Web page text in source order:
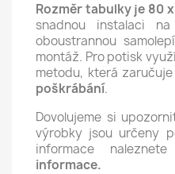
Rozměr tabulky je 80
snadnou instalaci
oboustrannou
montáž. Pro potisk
metodu, která
poškrábání.
Dovolujeme si
výrobky jsou určeny
informace
informace.